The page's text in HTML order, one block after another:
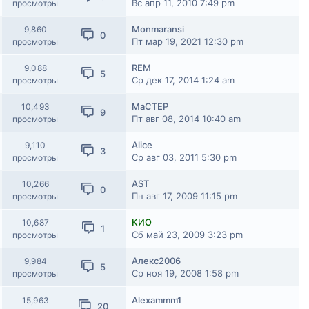
просмотры
Вс апр 11, 2010 7:49 pm
9,860
просмотры
0
Monmaransi
Пт мар 19, 2021 12:30 pm
9,088
просмотры
5
REM
Ср дек 17, 2014 1:24 am
10,493
просмотры
9
MaCTEP
Пт авг 08, 2014 10:40 am
9,110
просмотры
3
Alice
Ср авг 03, 2011 5:30 pm
10,266
просмотры
0
AST
Пн авг 17, 2009 11:15 pm
10,687
просмотры
1
КИО
Сб май 23, 2009 3:23 pm
9,984
просмотры
5
Алекс2006
Ср ноя 19, 2008 1:58 pm
15,963
20
Alexammm1